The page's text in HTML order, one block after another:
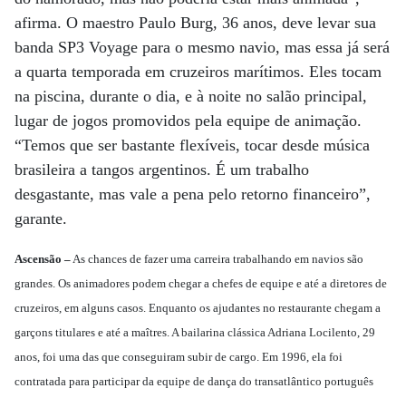
afirma. O maestro Paulo Burg, 36 anos, deve levar sua
banda SP3 Voyage para o mesmo navio, mas essa já será
a quarta temporada em cruzeiros marítimos. Eles tocam
na piscina, durante o dia, e à noite no salão principal,
lugar de jogos promovidos pela equipe de animação.
“Temos que ser bastante flexíveis, tocar desde música
brasileira a tangos argentinos. É um trabalho
desgastante, mas vale a pena pelo retorno financeiro”,
garante.
Ascensão –As chances de fazer uma carreira trabalhando em navios são
grandes. Os animadores podem chegar a chefes de equipe e até a diretores de
cruzeiros, em alguns casos. Enquanto os ajudantes no restaurante chegam a
garçons titulares e até a maîtres. A bailarina clássica Adriana Locilento, 29
anos, foi uma das que conseguiram subir de cargo. Em 1996, ela foi
contratada para participar da equipe de dança do transatlântico português